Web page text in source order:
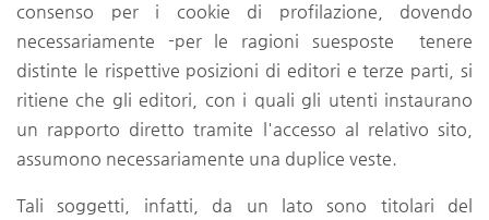
consenso per i cookie di profilazione, dovendo
necessariamente -per le ragioni suesposte tenere
distinte le rispettive posizioni di editori e terze parti, si
ritiene che gli editori, con i quali gli utenti instaurano
un rapporto diretto tramite l'accesso al relativo sito,
assumono necessariamente una duplice veste.
Tali soggetti, infatti, da un lato sono titolari del